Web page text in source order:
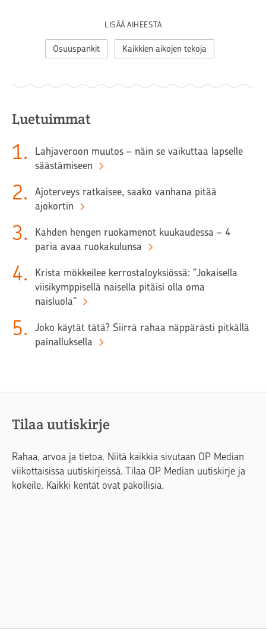
LISÄÄ AIHEESTA
Osuuspankit Kaikkien aikojen tekoja
Luetuimmat
1.
Lahjaveroon muutos – näin se vaikuttaa lapselle
säästämiseen
2.
Ajoterveys ratkaisee, saako vanhana pitää
ajokortin
3.
Kahden hengen ruokamenot kuukaudessa – 4
paria avaa ruokakulunsa
4.
Krista mökkeilee kerrostaloyksiössä: ”Jokaisella
viisikymppisellä naisella pitäisi olla oma
naisluola”
5.
Joko käytät tätä? Siirrä rahaa näppärästi pitkällä
painalluksella
Tilaa uutiskirje
Rahaa, arvoa ja tietoa. Niitä kaikkia sivutaan OP Median
viikottaisissa uutiskirjeissä. Tilaa OP Median uutiskirje ja
kokeile. Kaikki kentät ovat pakollisia.